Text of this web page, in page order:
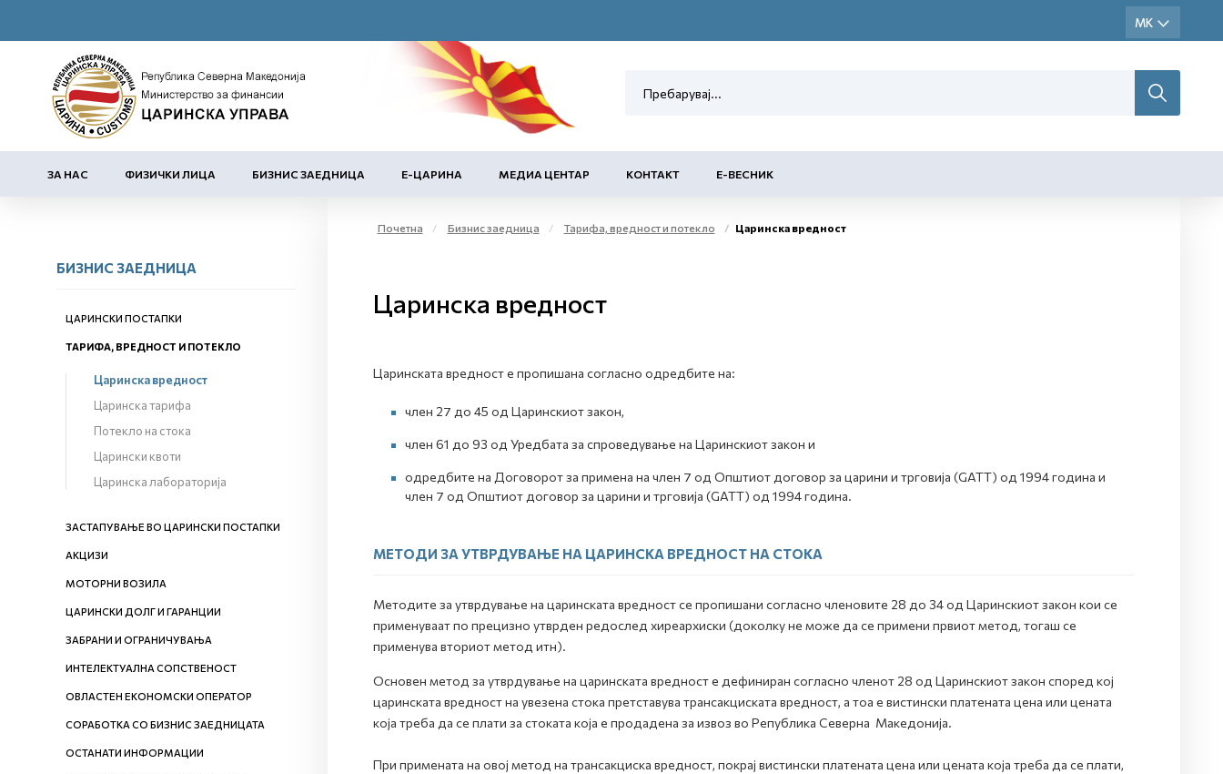
ЗА НАС ФИЗИЧКИ ЛИЦА БИЗНИС ЗАЕДНИЦА Е-ЦАРИНА МЕДИА ЦЕНТАР КОНТАКТ Е-ВЕСНИК
БИЗНИС ЗАЕДНИЦА
ЦАРИНСКИ ПОСТАПКИ
ТАРИФА, ВРЕДНОСТ И ПОТЕКЛО
Царинска вредност
Царинска тарифа
Потекло на стока
Царински квоти
Царинска лабораторија
ЗАСТАПУВАЊЕ ВО ЦАРИНСКИ ПОСТАПКИ
АКЦИЗИ
МОТОРНИ ВОЗИЛА
ЦАРИНСКИ ДОЛГ И ГАРАНЦИИ
ЗАБРАНИ И ОГРАНИЧУВАЊА
ИНТЕЛЕКТУАЛНА СОПСТВЕНОСТ
ОВЛАСТЕН ЕКОНОМСКИ ОПЕРАТОР
СОРАБОТКА СО БИЗНИС ЗАЕДНИЦАТА
ОСТАНАТИ ИНФОРМАЦИИ
Почетна Бизнис заедница Тарифа, вредност и потекло Царинска вредност
Царинска вредност
Царинската вредност е пропишана согласно одредбите на:
член 27 до 45 од Царинскиот закон,
член 61 до 93 од Уредбата за спроведување на Царинскиот закон и
одредбите на Договорот за примена на член 7 од Општиот договор за царини и трговија (GATT) од 1994 година и
член 7 од Општиот договор за царини и трговија (GATT) од 1994 година.
МЕТОДИ ЗА УТВРДУВАЊЕ НА ЦАРИНСКА ВРЕДНОСТ НА СТОКА
Методите за утврдување на царинската вредност се пропишани согласно членовите 28 до 34 од Царинскиот закон кои се
применуваат по прецизно утврден редослед хиреархиски (доколку не може да се примени првиот метод, тогаш се
применува вториот метод итн).
Основен метод за утврдување на царинската вредност е дефиниран согласно членот 28 од Царинскиот закон според кој
царинската вредност на увезена стока претставува трансакциската вредност, а тоа е вистински платената цена или цената
која треба да се плати за стоката која е продадена за извоз во Република Северна Македонија.
При примената на овој метод на трансакциска вредност, покрај вистински платената цена или цената која треба да се плати,